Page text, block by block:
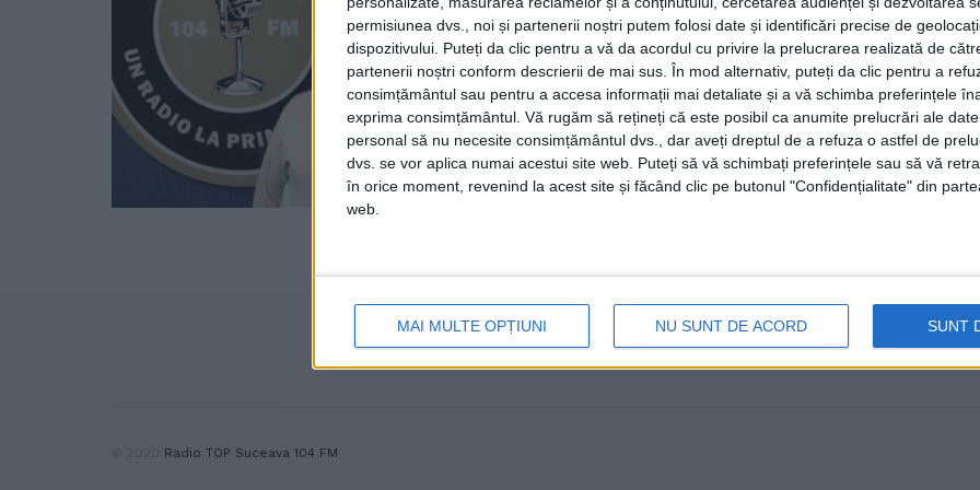
permisiunea dvs., noi și partenerii noștri putem folosi date și identificări precise de
dispozitivului. Puteți da clic pentru a vă da acordul cu privire la prelucrarea realizată de
partenerii noștri conform descrierii de mai sus. În mod alternativ, puteți da clic pentru a
consimțământul sau pentru a accesa informații mai detaliate și a vă schimba preferințele
exprima consimțământul. Vă rugăm să rețineți că este posibil ca anumite prelucrări ale
personal să nu necesite consimțământul dvs., dar aveți dreptul de a refuza o astfel de
dvs. se vor aplica numai acestui site web. Puteți să vă schimbați preferințele sau să vă
în orice moment, revenind la acest site și făcând clic pe butonul "Confidențialitate" din
web.
MAI MULTE OPȚIUNI NU SUNT DE ACORD SUNT
profesiei. El efectua operații la
la vremea sa. Îl recomandam
20 SEPTEMBRIE, 2022
Președintele Colegiului Județean al Medicilor
adresa regretatului chirurg Constantin Moldovanu, fost
Radio TOP Suceava 104 FM